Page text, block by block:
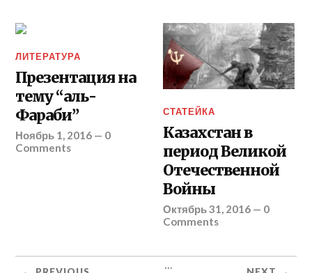
ЛИТЕРАТУРА
Презентация на
тему “аль-
Фараби”
Ноябрь 1, 2016 — 0
Comments
СТАТЕЙКА
Казахстан в
период Великой
Отечественной
Войны
Октябрь 31, 2016 — 0
Comments
...